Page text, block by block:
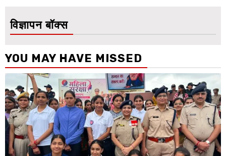
विज्ञापन बॉक्स
YOU MAY HAVE MISSED